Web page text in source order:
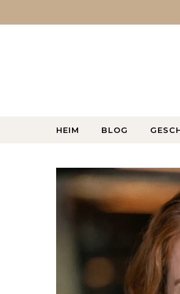
HEIM BLOG